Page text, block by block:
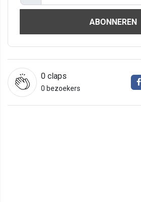
ABONNEREN
0 claps
0 bezoekers